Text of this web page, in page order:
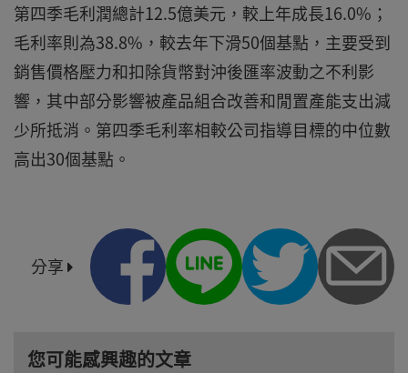
第四季毛利潤總計12.5億美元，較上年成長16.0%；
毛利率則為38.8%，較去年下滑50個基點，主要受到
銷售價格壓力和扣除貨幣對沖後匯率波動之不利影
響，其中部分影響被產品組合改善和閒置產能支出減
少所抵消。第四季毛利率相較公司指導目標的中位數
高出30個基點。
分享
您可能感興趣的文章